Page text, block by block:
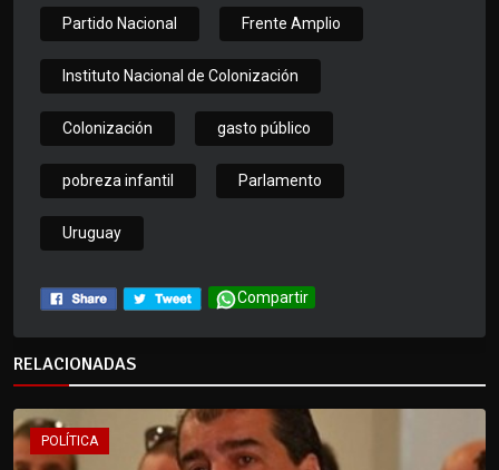
Partido Nacional Frente Amplio
Instituto Nacional de Colonización
Colonización gasto público
pobreza infantil Parlamento
Uruguay
Compartir
RELACIONADAS
POLÍTICA